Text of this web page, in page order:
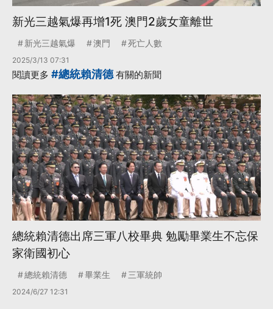
新光三越氣爆再增1死 澳門2歲女童離世
新光三越氣爆 澳門 死亡人數
2025/3/13 07:31
閱讀更多 #總統賴清德有關的新聞
總統賴清德出席三軍八校畢典 勉勵畢業生不忘保
家衛國初心
總統賴清德 畢業生 三軍統帥
2024/6/27 12:31